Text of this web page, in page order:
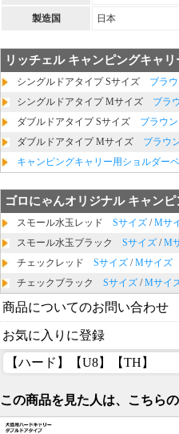
製造国 日本
リッチェル キャンピングキャ
シングルドアタイプ Sサイズ ブラ
シングルドアタイプ Mサイズ ブラ
ダブルドアタイプ Sサイズ ブラウン
ダブルドアタイプ Mサイズ ブラウ
キャンピングキャリー用ショルダー
ゴロにゃんオリジナル キャン
スモール水玉レッド Sサイズ /Mサ
スモール水玉ブラック Sサイズ /M
チェックレッド Sサイズ /Mサイズ
チェックブラック Sサイズ /Mサイ
商品についてのお問い合わせ
お気に入りに登録
【ハード】【U8】【TH】
この商品を見た人は、こちら